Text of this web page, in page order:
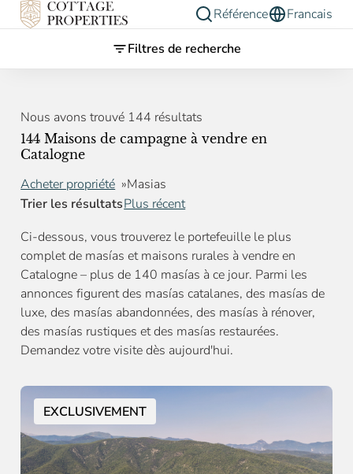
Référence
Francais
Filtres de recherche
Nous avons trouvé 144 résultats
144 Maisons de campagne à vendre en
Catalogne
Acheter propriété
Masias
Trier les résultatsPlus récent
Ci-dessous, vous trouverez le portefeuille le plus
complet de masías et maisons rurales à vendre en
Catalogne – plus de 140 masías à ce jour. Parmi les
annonces figurent des masías catalanes, des masías de
luxe, des masías abandonnées, des masías à rénover,
des masías rustiques et des masías restaurées.
Demandez votre visite dès aujourd'hui.
EXCLUSIVEMENT